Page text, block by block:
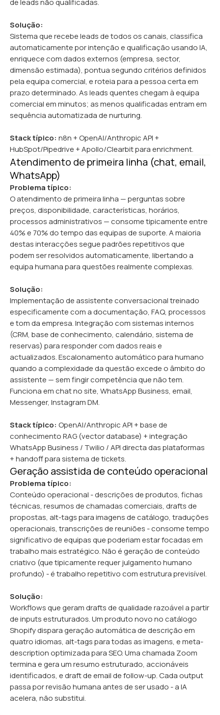
de leads não qualificadas.
Solução:
Sistema que recebe leads de todos os canais, classifica
automaticamente por intenção e qualificação usando IA,
enriquece com dados externos (empresa, sector,
dimensão estimada), pontua segundo critérios definidos
pela equipa comercial, e roteia para a pessoa certa em
prazo determinado. As leads quentes chegam à equipa
comercial em minutos; as menos qualificadas entram em
sequência automatizada de nurturing.
Stack típico: n8n + OpenAI/Anthropic API +
HubSpot/Pipedrive + Apollo/Clearbit para enrichment.
Atendimento de primeira linha (chat, email,
WhatsApp)
Problema típico:
O atendimento de primeira linha — perguntas sobre
preços, disponibilidade, características, horários,
processos administrativos — consome tipicamente entre
40% e 70% do tempo das equipas de suporte. A maioria
destas interacções segue padrões repetitivos que
podem ser resolvidos automaticamente, libertando a
equipa humana para questões realmente complexas.
Solução:
Implementação de assistente conversacional treinado
especificamente com a documentação, FAQ, processos
e tom da empresa. Integração com sistemas internos
(CRM, base de conhecimento, calendário, sistema de
reservas) para responder com dados reais e
actualizados. Escalonamento automático para humano
quando a complexidade da questão excede o âmbito do
assistente — sem fingir competência que não tem.
Funciona em chat no site, WhatsApp Business, email,
Messenger, Instagram DM.
Stack típico: OpenAI/Anthropic API + base de
conhecimento RAG (vector database) + integração
WhatsApp Business / Twilio / API directa das plataformas
+ handoff para sistema de tickets.
Geração assistida de conteúdo operacional
Problema típico:
Conteúdo operacional - descrições de produtos, fichas
técnicas, resumos de chamadas comerciais, drafts de
propostas, alt-tags para imagens de catálogo, traduções
operacionais, transcrições de reuniões - consome tempo
significativo de equipas que poderiam estar focadas em
trabalho mais estratégico. Não é geração de conteúdo
criativo (que tipicamente requer julgamento humano
profundo) - é trabalho repetitivo com estrutura previsível.
Solução:
Workflows que geram drafts de qualidade razoável a partir
de inputs estruturados. Um produto novo no catálogo
Shopify dispara geração automática de descrição em
quatro idiomas, alt-tags para todas as imagens, e meta-
description optimizada para SEO. Uma chamada Zoom
termina e gera um resumo estruturado, accionáveis
identificados, e draft de email de follow-up. Cada output
passa por revisão humana antes de ser usado - a IA
acelera, não substitui.